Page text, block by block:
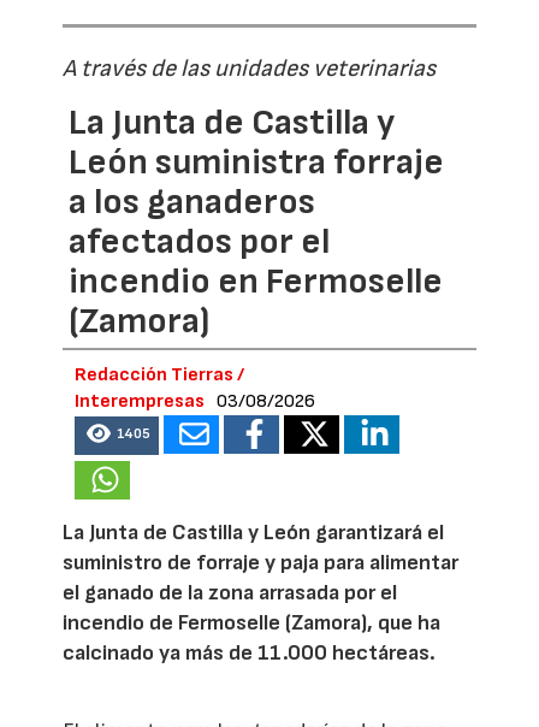
A través de las unidades veterinarias
La Junta de Castilla y
León suministra forraje
a los ganaderos
afectados por el
incendio en Fermoselle
(Zamora)
Redacción Tierras /
Interempresas
03/08/2026
1405
La Junta de Castilla y León garantizará el
suministro de forraje y paja para alimentar
el ganado de la zona arrasada por el
incendio de Fermoselle (Zamora), que ha
calcinado ya más de 11.000 hectáreas.